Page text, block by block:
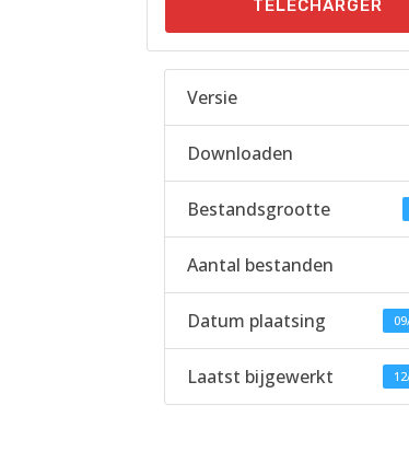
TÉLÉCHARGER
Versie
Downloaden
Bestandsgrootte
Aantal bestanden
Datum plaatsing
Laatst bijgewerkt